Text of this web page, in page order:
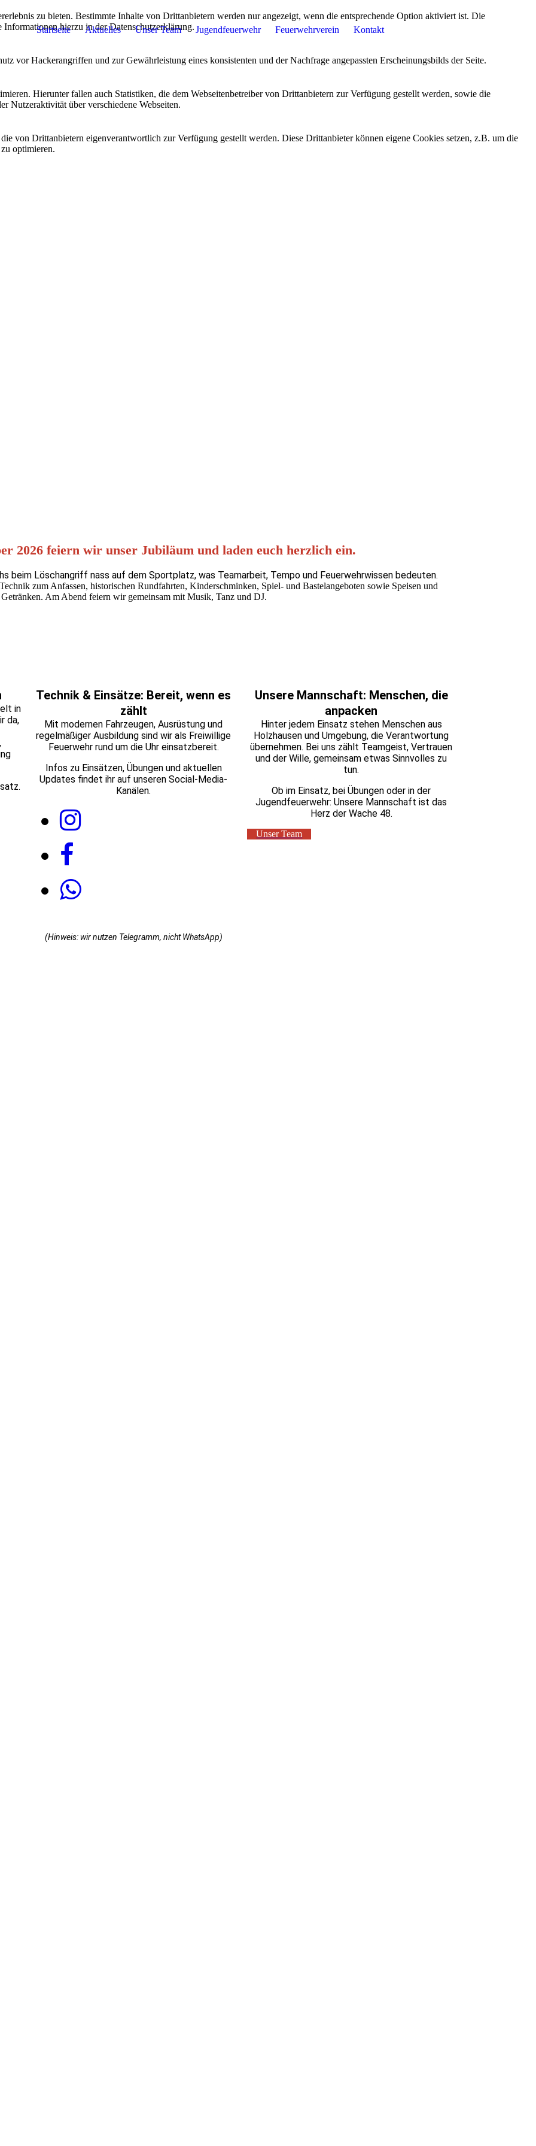
Startseite Aktuelles Unser Team Jugendfeuerwehr Feuerwehrverein Kontakt
2026 feiern wir unser Jubiläum und laden euch herzlich ein.
beim Löschangriff nass auf dem Sportplatz, was Teamarbeit, Tempo und Feuerwehrwissen bedeuten.
zum Anfassen, historischen Rundfahrten, Kinderschminken, Spiel- und Bastelangeboten sowie Speisen und
Getränken. Am Abend feiern wir gemeinsam mit Musik, Tanz und DJ.
in
da,
Technik & Einsätze: Bereit, wenn es
zählt
Mit modernen Fahrzeugen, Ausrüstung und
regelmäßiger Ausbildung sind wir als Freiwillige
Feuerwehr rund um die Uhr einsatzbereit.
Infos zu Einsätzen, Übungen und aktuellen
Updates findet ihr auf unseren Social-Media-
Kanälen.
(Hinweis: wir nutzen Telegramm, nicht WhatsApp)
Unsere Mannschaft: Menschen, die
anpacken
Hinter jedem Einsatz stehen Menschen aus
Holzhausen und Umgebung, die Verantwortung
übernehmen. Bei uns zählt Teamgeist, Vertrauen
und der Wille, gemeinsam etwas Sinnvolles zu
tun.
Ob im Einsatz, bei Übungen oder in der
Jugendfeuerwehr: Unsere Mannschaft ist das
Herz der Wache 48.
Unser Team
zu bieten. Bestimmte Inhalte von Drittanbietern werden nur angezeigt, wenn die entsprechende Option aktiviert ist. Die
hierzu in der Datenschutzerklärung.
vor Hackerangriffen und zur Gewährleistung eines konsistenten und der Nachfrage angepassten Erscheinungsbilds der Seite.
Hierunter fallen auch Statistiken, die dem Webseitenbetreiber von Drittanbietern zur Verfügung gestellt werden, sowie die
Nutzeraktivität über verschiedene Webseiten.
von Drittanbietern eigenverantwortlich zur Verfügung gestellt werden. Diese Drittanbieter können eigene Cookies setzen, z.B. um die
optimieren.